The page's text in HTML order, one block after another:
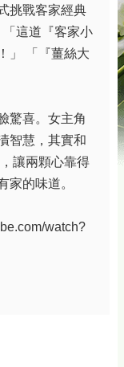
挑戰客家經典
這道『客家小
」 「『薑絲大
驚喜。女主角
智慧，其實和
讓兩顆心靠得
家的味道。
watch?